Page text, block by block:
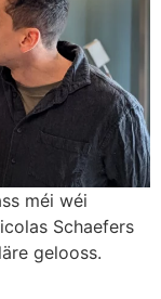
méi wéi
Schaefers
gelooss.